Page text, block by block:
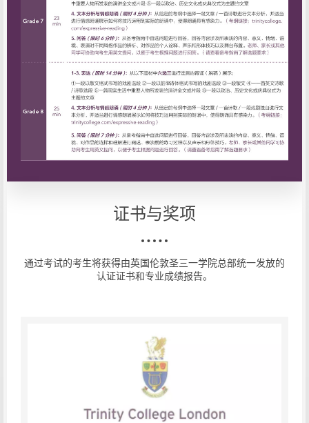
证书与奖项
通过考试的考生将获得由英国伦敦圣三一学院总部统一发放的
认证证书和专业成绩报告。